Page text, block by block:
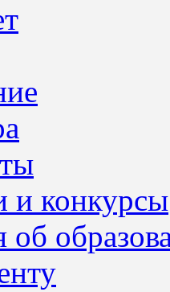
и конкурсы
об